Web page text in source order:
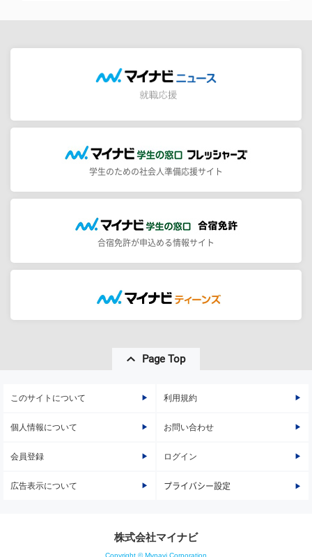
学生のための社会人準備応援サイト
合宿免許が申込める情報サイト
Page Top
このサイトについて 利用規約
個人情報について お問い合わせ
会員登録 ログイン
広告表示について プライバシー設定
株式会社マイナビ
Copyright © Mynavi Corporation